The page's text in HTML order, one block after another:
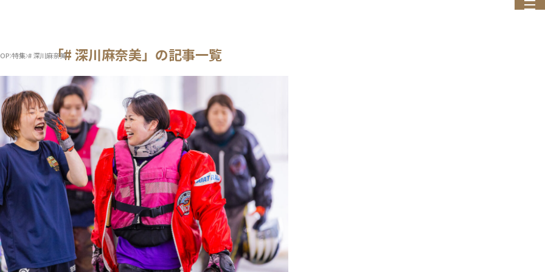
特集 # 深川麻奈美「# 深川麻奈美」の記事一覧